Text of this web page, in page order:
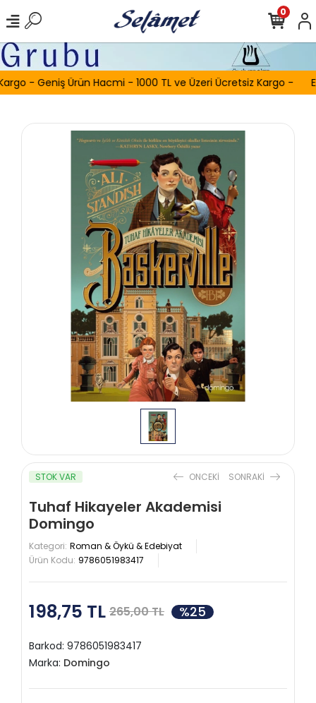
- Geniş Ürün Hacmi - 1000 TL ve Üzeri Ücretsiz Kargo -
0
STOK VAR ONCEKI SONRAKI
Tuhaf Hikayeler Akademisi
Domingo
Kategori: Roman & Öykü & Edebiyat
Ürün Kodu: 9786051983417
198,75 TL 265,00 TL %25
Barkod: 9786051983417
Marka: Domingo